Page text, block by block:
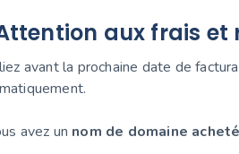
aux frais et
avant la prochaine date de
avez un nom de domaine